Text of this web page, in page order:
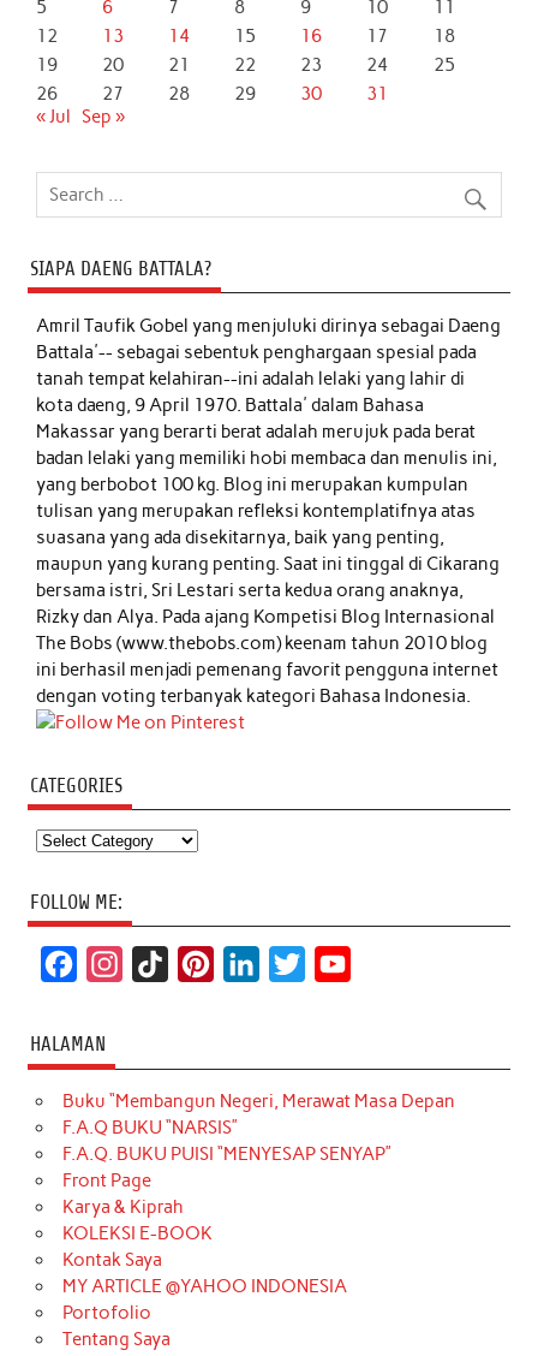
5 6 7 8 9 10
11
12
13 14 15 16 17
18
19
20 21 22 23 24
25
26
27 28 29 30
31
« Jul Sep »
SIAPA DAENG BATTALA?
Amril Taufik Gobelyang menjuluki dirinya sebagai Daeng
Battala'-- sebagai sebentuk penghargaan spesial pada
tanah tempat kelahiran--ini adalah lelaki yang lahir di
kota daeng, 9 April 1970. Battala' dalam Bahasa
Makassar yang berarti berat adalah merujuk pada berat
badan lelaki yang memiliki hobi membaca dan menulis ini,
yang berbobot 100 kg. Blog ini merupakan kumpulan
tulisan yang merupakan refleksi kontemplatifnya atas
suasana yang ada disekitarnya, baik yang penting,
maupun yang kurang penting. Saat ini tinggal di Cikarang
bersama istri, Sri Lestari serta kedua orang anaknya,
Rizky dan Alya. Pada ajang Kompetisi Blog Internasional
The Bobs (www.thebobs.com) keenam tahun 2010 blog
ini berhasil menjadi pemenang favorit pengguna internet
dengan voting terbanyak kategori Bahasa Indonesia.
CATEGORIES
Categories
FOLLOW ME:
c
e
b
o
o
k
t
a
g
r
a
m
T
o
k
t
e
r
k
e
d
t
t
e
T
u
b
HALAMAN
Buku “Membangun Negeri, Merawat Masa Depan
F.A.Q BUKU “NARSIS”
F.A.Q. BUKU PUISI “MENYESAP SENYAP”
Front Page
Karya & Kiprah
KOLEKSI E-BOOK
Kontak Saya
MY ARTICLE @YAHOO INDONESIA
Portofolio
Tentang Saya